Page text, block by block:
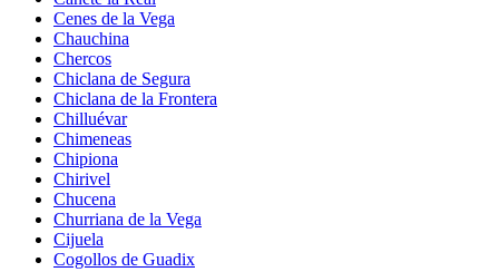
Cenes de la Vega
Chauchina
Chercos
Chiclana de Segura
Chiclana de la Frontera
Chilluévar
Chimeneas
Chipiona
Chirivel
Chucena
Churriana de la Vega
Cijuela
Cogollos de Guadix